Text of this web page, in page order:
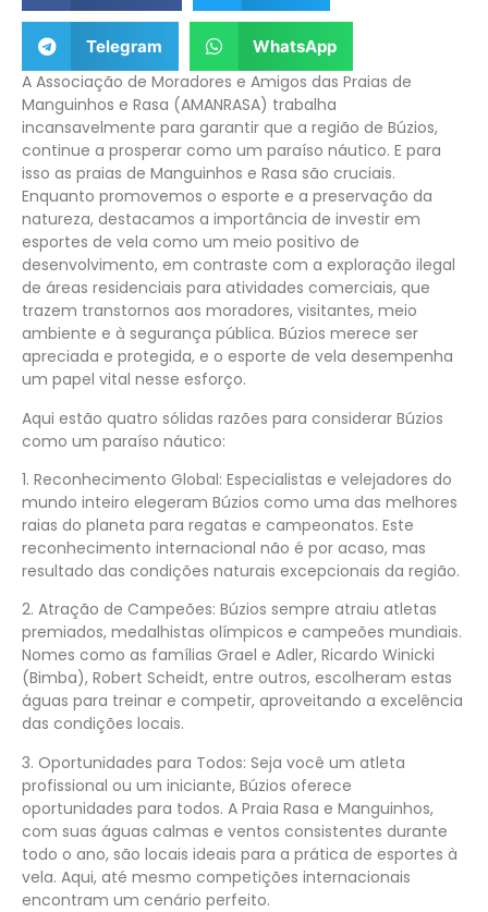
Telegram WhatsApp
A Associação de Moradores e Amigos das Praias de
Manguinhos e Rasa (AMANRASA) trabalha
incansavelmente para garantir que a região de Búzios,
continue a prosperar como um paraíso náutico. E para
isso as praias de Manguinhos e Rasa são cruciais.
Enquanto promovemos o esporte e a preservação da
natureza, destacamos a importância de investir em
esportes de vela como um meio positivo de
desenvolvimento, em contraste com a exploração ilegal
de áreas residenciais para atividades comerciais, que
trazem transtornos aos moradores, visitantes, meio
ambiente e à segurança pública. Búzios merece ser
apreciada e protegida, e o esporte de vela desempenha
um papel vital nesse esforço.
Aqui estão quatro sólidas razões para considerar Búzios
como um paraíso náutico:
1. Reconhecimento Global: Especialistas e velejadores do
mundo inteiro elegeram Búzios como uma das melhores
raias do planeta para regatas e campeonatos. Este
reconhecimento internacional não é por acaso, mas
resultado das condições naturais excepcionais da região.
2. Atração de Campeões: Búzios sempre atraiu atletas
premiados, medalhistas olímpicos e campeões mundiais.
Nomes como as famílias Grael e Adler, Ricardo Winicki
(Bimba), Robert Scheidt, entre outros, escolheram estas
águas para treinar e competir, aproveitando a excelência
das condições locais.
3. Oportunidades para Todos: Seja você um atleta
profissional ou um iniciante, Búzios oferece
oportunidades para todos. A Praia Rasa e Manguinhos,
com suas águas calmas e ventos consistentes durante
todo o ano, são locais ideais para a prática de esportes à
vela. Aqui, até mesmo competições internacionais
encontram um cenário perfeito.